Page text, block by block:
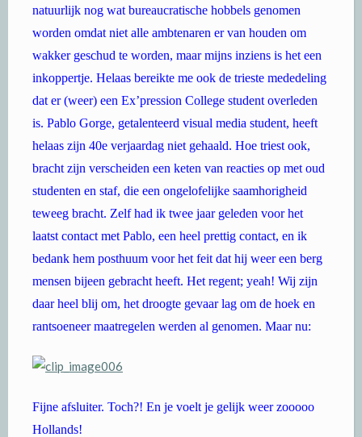
natuurlijk nog wat bureaucratische hobbels genomen
worden omdat niet alle ambtenaren er van houden om
wakker geschud te worden, maar mijns inziens is het een
inkoppertje. Helaas bereikte me ook de trieste mededeling
dat er (weer) een Ex’pression College student overleden
is. Pablo Gorge, getalenteerd visual media student, heeft
helaas zijn 40e verjaardag niet gehaald. Hoe triest ook,
bracht zijn verscheiden een keten van reacties op met oud
studenten en staf, die een ongelofelijke saamhorigheid
teweeg bracht. Zelf had ik twee jaar geleden voor het
laatst contact met Pablo, een heel prettig contact, en ik
bedank hem posthuum voor het feit dat hij weer een berg
mensen bijeen gebracht heeft. Het regent; yeah! Wij zijn
daar heel blij om, het droogte gevaar lag om de hoek en
rantsoeneer maatregelen werden al genomen. Maar nu:
Fijne afsluiter. Toch?! En je voelt je gelijk weer zooooo
Hollands!